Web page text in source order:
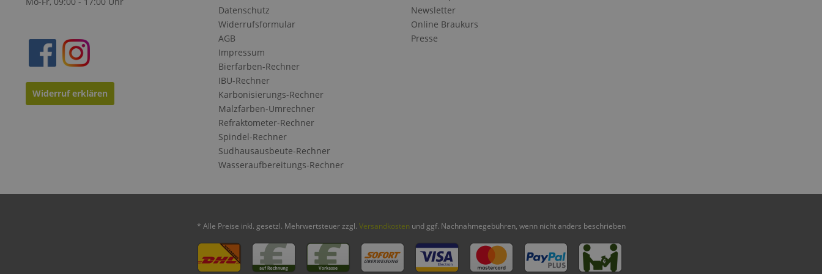
Widerruf erklären
Datenschutz
Widerrufsformular
AGB
Impressum
Bierfarben-Rechner
IBU-Rechner
Karbonisierungs-Rechner
Malzfarben-Umrechner
Refraktometer-Rechner
Spindel-Rechner
Sudhausausbeute-Rechner
Wasseraufbereitungs-Rechner
Newsletter
Online Braukurs
Presse
* Alle Preise inkl. gesetzl. Mehrwertsteuer zzgl. Versandkosten und ggf. Nachnahmegebühren, wenn nicht anders beschrieben